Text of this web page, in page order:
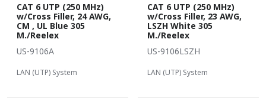
CAT 6 UTP (250 MHz)
w/Cross Filler, 24 AWG,
CM , UL Blue 305
M./Reelex
US-9106A
LAN (UTP) System
CAT 6 UTP (250 MHz)
w/Cross Filler, 23 AWG,
LSZH White 305
M./Reelex
US-9106LSZH
LAN (UTP) System